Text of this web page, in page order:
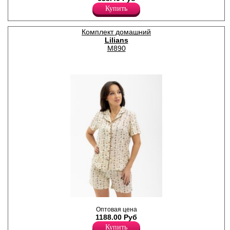
Купить
Комплект домашний
Lilians
M890
искусственного шелка,
состоящий из рубашки и
шорт. Рубашка прямая,
Оптовая цена
1188.00 Руб
Купить